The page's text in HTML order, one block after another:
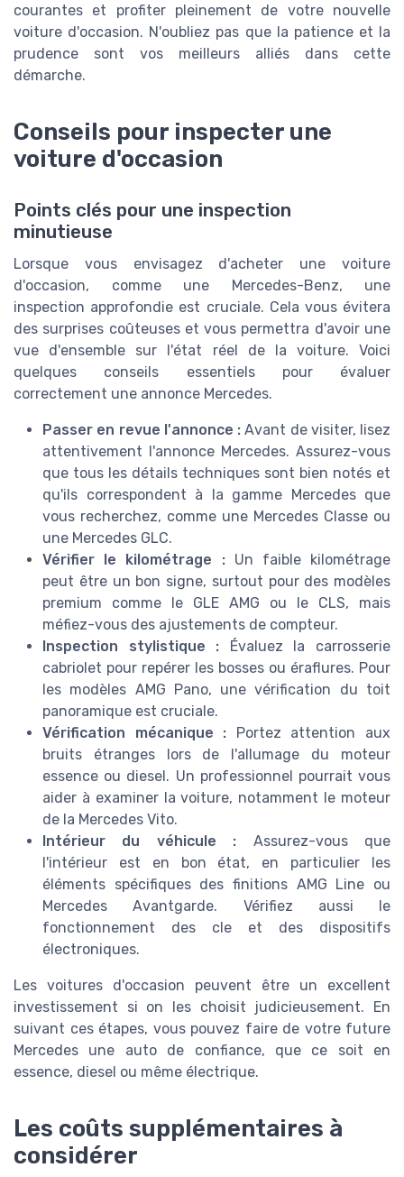
courantes et profiter pleinement de votre nouvelle
voiture d'occasion. N'oubliez pas que la patience et la
prudence sont vos meilleurs alliés dans cette
démarche.
Conseils pour inspecter une
voiture d'occasion
Points clés pour une inspection
minutieuse
Lorsque vous envisagez d'acheter une voiture
d'occasion, comme une Mercedes-Benz, une
inspection approfondie est cruciale. Cela vous évitera
des surprises coûteuses et vous permettra d'avoir une
vue d'ensemble sur l'état réel de la voiture. Voici
quelques conseils essentiels pour évaluer
correctement une annonce Mercedes.
Passer en revue l'annonce :Avant de visiter, lisez
attentivement l'annonce Mercedes. Assurez-vous
que tous les détails techniques sont bien notés et
qu'ils correspondent à la gamme Mercedes que
vous recherchez, comme une Mercedes Classe ou
une Mercedes GLC.
Vérifier le kilométrage : Un faible kilométrage
peut être un bon signe, surtout pour des modèles
premium comme le GLE AMG ou le CLS, mais
méfiez-vous des ajustements de compteur.
Inspection stylistique : Évaluez la carrosserie
cabriolet pour repérer les bosses ou éraflures. Pour
les modèles AMG Pano, une vérification du toit
panoramique est cruciale.
Vérification mécanique : Portez attention aux
bruits étranges lors de l'allumage du moteur
essence ou diesel. Un professionnel pourrait vous
aider à examiner la voiture, notamment le moteur
de la Mercedes Vito.
Intérieur du véhicule : Assurez-vous que
l'intérieur est en bon état, en particulier les
éléments spécifiques des finitions AMG Line ou
Mercedes Avantgarde. Vérifiez aussi le
fonctionnement des cle et des dispositifs
électroniques.
Les voitures d'occasion peuvent être un excellent
investissement si on les choisit judicieusement. En
suivant ces étapes, vous pouvez faire de votre future
Mercedes une auto de confiance, que ce soit en
essence, diesel ou même électrique.
Les coûts supplémentaires à
considérer